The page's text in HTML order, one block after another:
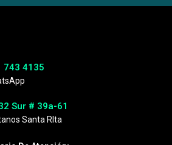
743 4135
Sur # 39a-61
Santa RIta